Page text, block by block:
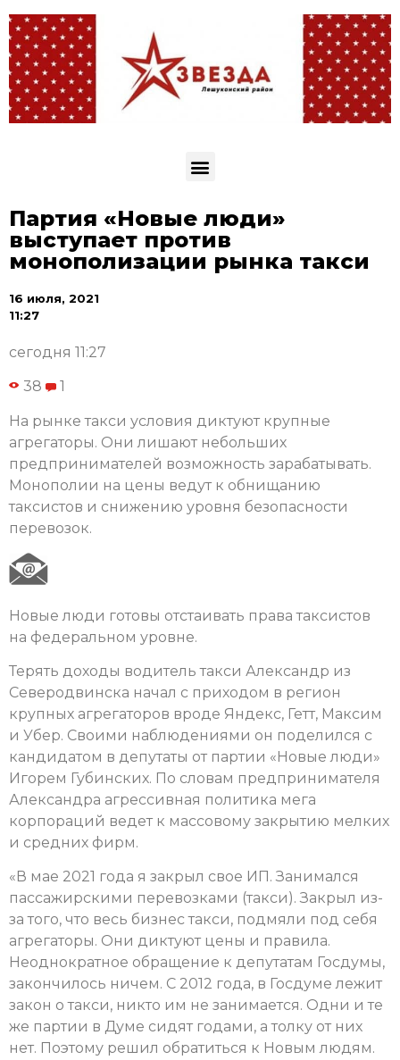
Партия «Новые люди»
выступает против
монополизации рынка такси
16 июля, 2021
11:27
сегодня 11:27
38 1
На рынке такси условия диктуют крупные
агрегаторы. Они лишают небольших
предпринимателей возможность зарабатывать.
Монополии на цены ведут к обнищанию
таксистов и снижению уровня безопасности
перевозок.
Новые люди готовы отстаивать права таксистов
на федеральном уровне.
Терять доходы водитель такси Александр из
Северодвинска начал с приходом в регион
крупных агрегаторов вроде Яндекс, Гетт, Максим
и Убер. Своими наблюдениями он поделился с
кандидатом в депутаты от партии «Новые люди»
Игорем Губинских. По словам предпринимателя
Александра агрессивная политика мега
корпораций ведет к массовому закрытию мелких
и средних фирм.
«В мае 2021 года я закрыл свое ИП. Занимался
пассажирскими перевозками (такси). Закрыл из-
за того, что весь бизнес такси, подмяли под себя
агрегаторы. Они диктуют цены и правила.
Неоднократное обращение к депутатам Госдумы,
закончилось ничем. С 2012 года, в Госдуме лежит
закон о такси, никто им не занимается. Одни и те
же партии в Думе сидят годами, а толку от них
нет. Поэтому решил обратиться к Новым людям.